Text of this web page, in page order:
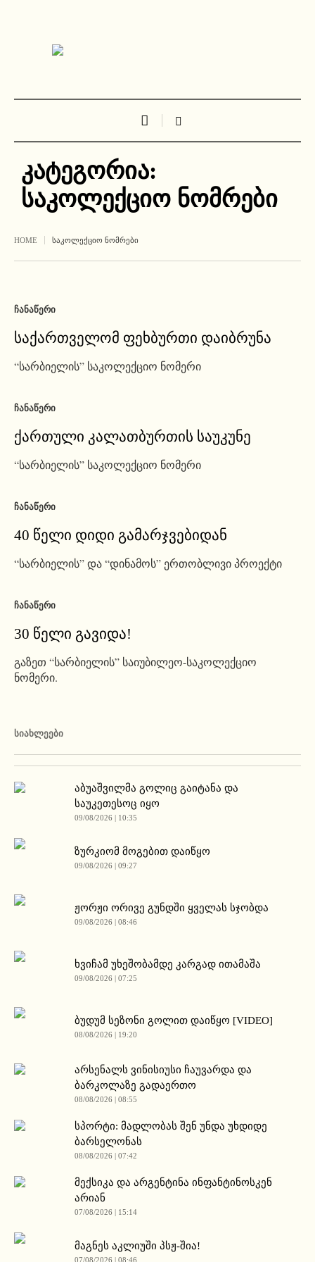
კატეგორია:
საკოლექციო ნომრები
HOME ᲡᲐᲙᲝᲚᲔᲥᲪᲘᲝ ᲜᲝᲛᲠᲔᲑᲘ
ᲩᲐᲜᲐᲬᲔᲠᲘ
საქართველომ ფეხბურთი დაიბრუნა
“სარბიელის” საკოლექციო ნომერი
ᲩᲐᲜᲐᲬᲔᲠᲘ
ქართული კალათბურთის საუკუნე
“სარბიელის” საკოლექციო ნომერი
ᲩᲐᲜᲐᲬᲔᲠᲘ
40 წელი დიდი გამარჯვებიდან
“სარბიელის” და “დინამოს” ერთობლივი პროექტი
ᲩᲐᲜᲐᲬᲔᲠᲘ
30 წელი გავიდა!
გაზეთ “სარბიელის” საიუბილეო-საკოლექციო
ნომერი.
ᲡᲘᲐᲮᲚᲔᲔᲑᲘ
აბუაშვილმა გოლიც გაიტანა და
საუკეთესოც იყო
09/08/2026 | 10:35
ზურკიომ მოგებით დაიწყო
09/08/2026 | 09:27
ჟორჟი ორივე გუნდში ყველას სჯობდა
09/08/2026 | 08:46
ხვიჩამ უხეშობამდე კარგად ითამაშა
09/08/2026 | 07:25
ბუდუმ სეზონი გოლით დაიწყო [VIDEO]
08/08/2026 | 19:20
არსენალს ვინისიუსი ჩაუვარდა და
ბარკოლაზე გადაერთო
08/08/2026 | 08:55
სპორტი: მადლობას შენ უნდა უხდიდე
ბარსელონას
08/08/2026 | 07:42
მექსიკა და არგენტინა ინფანტინოსკენ
არიან
07/08/2026 | 15:14
მაგნეს აკლიუში პსჟ-შია!
07/08/2026 | 08:46